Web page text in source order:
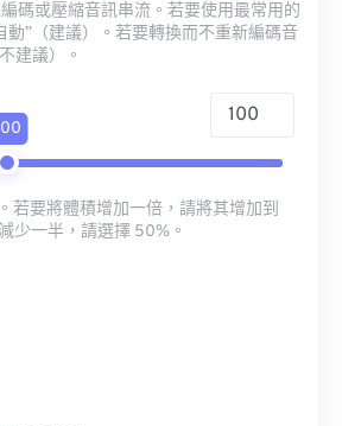
碼或壓縮音訊串流。若要使用最常用的
動”（建議）。若要轉換而不重新編碼音
建議）。
若要將體積增加一倍，請將其增加到
少一半，請選擇 50%。